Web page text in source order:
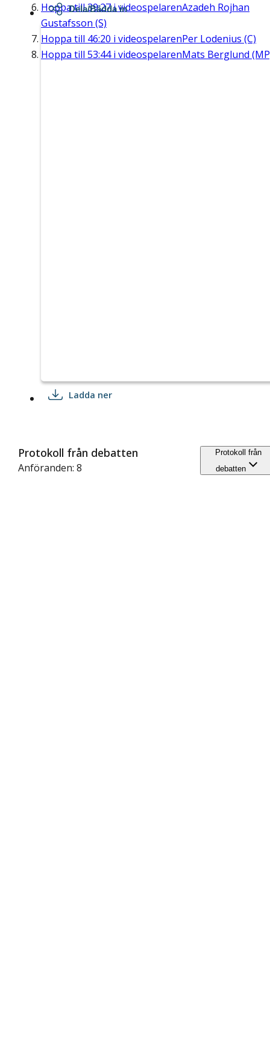
Hoppa till39:27i videospelarenAzadeh Rojhan
Gustafsson (S)
Hoppa till 46:20 i videospelarenPer Lodenius (C)
Hoppa till 53:44i videospelarenMats Berglund
Dela/Bädda in
Ladda ner
Protokoll från debatten
Anföranden: 8
Protokoll från
debatten